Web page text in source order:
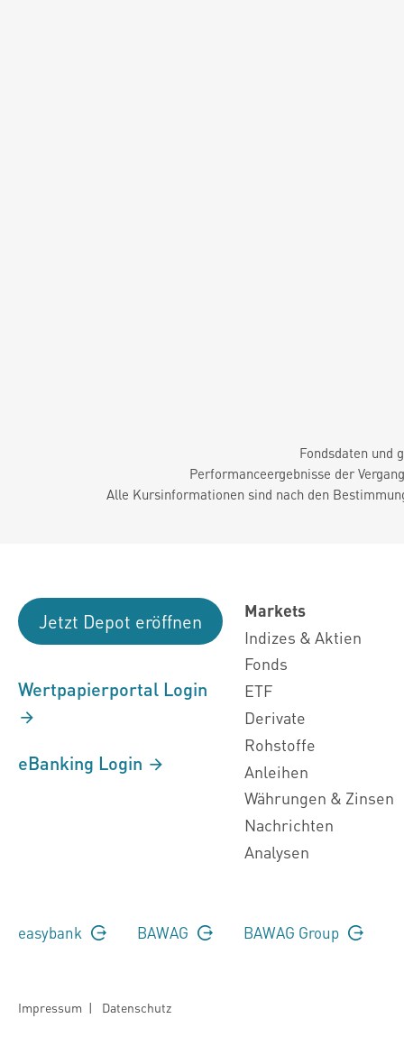
Fondsdaten und
Performanceergebnisse der
Alle Kursinformationen sind nach den
Jetzt Depot eröffnen
Wertpapierportal Login
eBanking Login
Markets
Indizes & Aktien
Fonds
ETF
Derivate
Rohstoffe
Anleihen
Währungen & Zinsen
Nachrichten
Analysen
easybank BAWAG BAWAG Group
Impressum | Datenschutz